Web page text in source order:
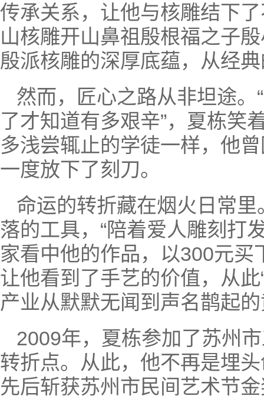
传承关系，让他与核雕结下
山核雕开山鼻祖殷根福之子
殷派核雕的深厚底蕴，从经
然而，匠心之路从非坦途
了才知道有多艰辛”，夏栋笑
多浅尝辄止的学徒一样，他
一度放下了刻刀。
命运的转折藏在烟火日常
落的工具，“陪着爱人雕刻
家看中他的作品，以300元
让他看到了手艺的价值，从
产业从默默无闻到声名鹊起
2009年，夏栋参加了苏州
转折点。从此，他不再是埋
先后斩获苏州市民间艺术节